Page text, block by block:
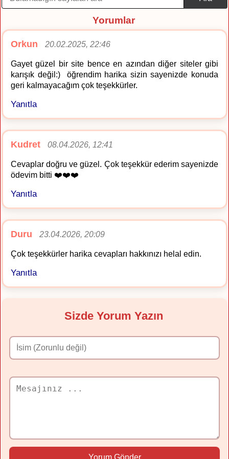
Yorumlar
Orkun 20.02.2025, 22:46
Gayet güzel bir site bence en azından diğer siteler gibi
karışık değil:) öğrendim harika sizin sayenizde konuda
geri kalmayacağım çok teşekkürler.
Yanıtla
Kudret 08.04.2026, 12:41
Cevaplar doğru ve güzel. Çok teşekkür ederim sayenizde
ödevim bitti ❤️❤️❤️
Yanıtla
Duru 23.04.2026, 20:09
Çok teşekkürler harika cevapları hakkınızı helal edin.
Yanıtla
Sizde Yorum Yazın